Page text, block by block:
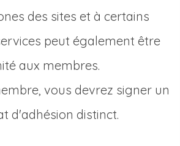
des sites et à certains
peut également être
aux membres.
vous devrez signer un
d'adhésion distinct.